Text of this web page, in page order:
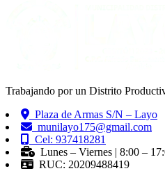
Trabajando por un Distrito
Plaza de Armas S/N – Layo
munilayo175@gmail.com
Cel: 937418281
Lunes – Viernes | 8:00 –
RUC: 20209488419